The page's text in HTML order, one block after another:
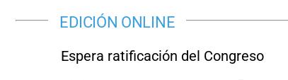
EDICIÓN ONLINE
Espera ratificación del Congreso